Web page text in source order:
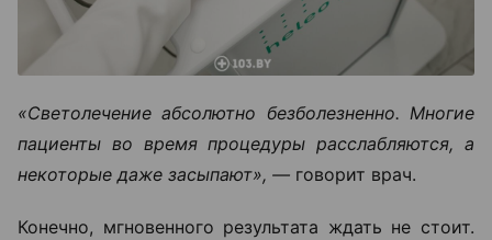
«Светолечение абсолютно безболезненно. Многие
пациенты во время процедуры расслабляются, а
некоторые даже засыпают», — говорит врач.
Конечно, мгновенного результата ждать не стоит.